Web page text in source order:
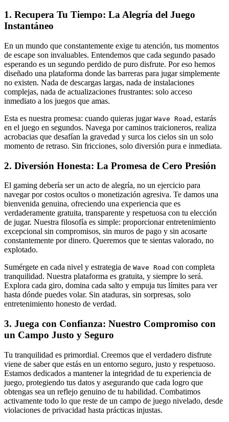
1. Recupera Tu Tiempo: La Alegría del Juego
Instantáneo
En un mundo que constantemente exige tu atención, tus momentos
de escape son invaluables. Entendemos que cada segundo pasado
esperando es un segundo perdido de puro disfrute. Por eso hemos
diseñado una plataforma donde las barreras para jugar simplemente
no existen. Nada de descargas largas, nada de instalaciones
complejas, nada de actualizaciones frustrantes: solo acceso
inmediato a los juegos que amas.
Esta es nuestra promesa: cuando quieras jugar Wave Road , estarás
en el juego en segundos. Navega por caminos traicioneros, realiza
acrobacias que desafían la gravedad y surca los cielos sin un solo
momento de retraso. Sin fricciones, solo diversión pura e inmediata.
2. Diversión Honesta: La Promesa de Cero Presión
El gaming debería ser un acto de alegría, no un ejercicio para
navegar por costos ocultos o monetización agresiva. Te damos una
bienvenida genuina, ofreciendo una experiencia que es
verdaderamente gratuita, transparente y respetuosa con tu elección
de jugar. Nuestra filosofía es simple: proporcionar entretenimiento
excepcional sin compromisos, sin muros de pago y sin acosarte
constantemente por dinero. Queremos que te sientas valorado, no
explotado.
Sumérgete en cada nivel y estrategia de Wave Road con completa
tranquilidad. Nuestra plataforma es gratuita, y siempre lo será.
Explora cada giro, domina cada salto y empuja tus límites para ver
hasta dónde puedes volar. Sin ataduras, sin sorpresas, solo
entretenimiento honesto de verdad.
3. Juega con Confianza: Nuestro Compromiso con
un Campo Justo y Seguro
Tu tranquilidad es primordial. Creemos que el verdadero disfrute
viene de saber que estás en un entorno seguro, justo y respetuoso.
Estamos dedicados a mantener la integridad de tu experiencia de
juego, protegiendo tus datos y asegurando que cada logro que
obtengas sea un reflejo genuino de tu habilidad. Combatimos
activamente todo lo que reste de un campo de juego nivelado, desde
violaciones de privacidad hasta prácticas injustas.